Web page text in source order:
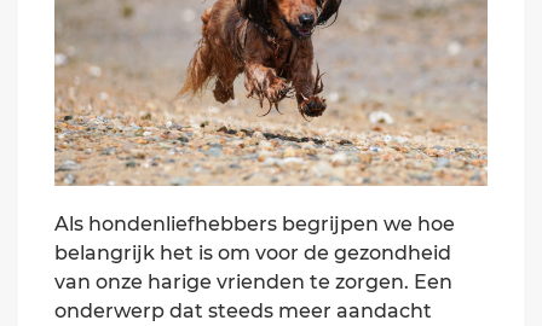
Als hondenliefhebbers begrijpen we hoe
belangrijk het is om voor de gezondheid
van onze harige vrienden te zorgen. Een
onderwerp dat steeds meer aandacht